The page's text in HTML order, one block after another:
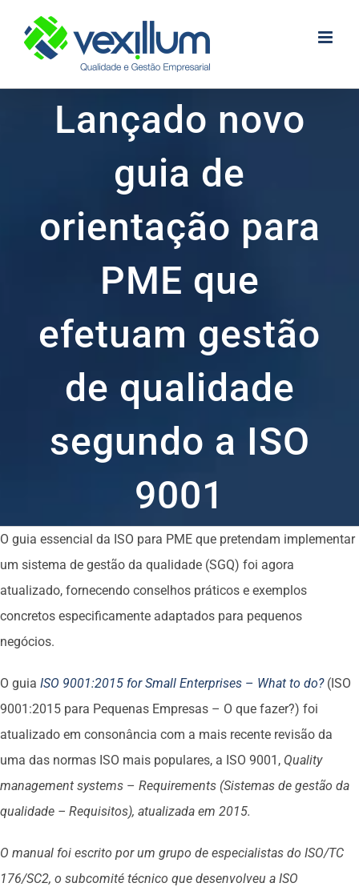
content
Lançado novo
guia de
orientação para
PME que
efetuam gestão
de qualidade
segundo a ISO
9001
O guia essencial da ISO para PME que pretendam implementar
um sistema de gestão da qualidade (SGQ) foi agora
atualizado, fornecendo conselhos práticos e exemplos
concretos especificamente adaptados para pequenos
negócios.
O guia ISO 9001:2015 for Small Enterprises – What to do?(ISO
9001:2015 para Pequenas Empresas – O que fazer?) foi
atualizado em consonância com a mais recente revisão da
uma das normas ISO mais populares, a ISO 9001, Quality
management systems – Requirements (Sistemas de gestão da
qualidade – Requisitos), atualizada em 2015.
O manual foi escrito por um grupo de especialistas do ISO/TC
176/SC2, o subcomité técnico que desenvolveu a ISO